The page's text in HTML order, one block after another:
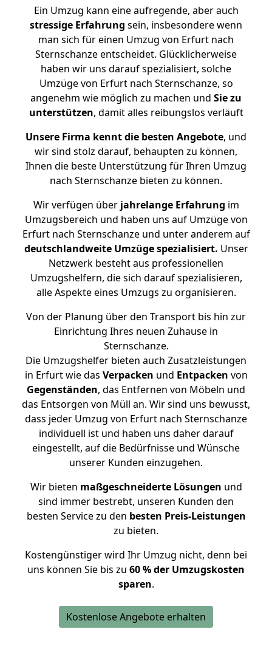
Ein Umzug kann eine aufregende, aber auch
stressige Erfahrung sein, insbesondere wenn
man sich für einen Umzug von Erfurt nach
Sternschanze entscheidet. Glücklicherweise
haben wir uns darauf spezialisiert, solche
Umzüge von Erfurt nach Sternschanze, so
angenehm wie möglich zu machen und Sie zu
unterstützen, damit alles reibungslos verläuft
Unsere Firma kennt die besten Angebote, und
wir sind stolz darauf, behaupten zu können,
Ihnen die beste Unterstützung für Ihren Umzug
nach Sternschanze bieten zu können.
Wir verfügen überjahrelange Erfahrung im
Umzugsbereich und haben uns auf Umzüge von
Erfurt nach Sternschanze und unter anderem auf
deutschlandweite Umzüge spezialisiert. Unser
Netzwerk besteht aus professionellen
Umzugshelfern, die sich darauf spezialisieren,
alle Aspekte eines Umzugs zu organisieren.
Von der Planung über den Transport bis hin zur
Einrichtung Ihres neuen Zuhause in
Sternschanze.
Die Umzugshelfer bieten auch Zusatzleistungen
in Erfurt wie das Verpacken und Entpacken von
Gegenständen, das Entfernen von Möbeln und
das Entsorgen von Müll an. Wir sind uns bewusst,
dass jeder Umzug von Erfurt nach Sternschanze
individuell ist und haben uns daher darauf
eingestellt, auf die Bedürfnisse und Wünsche
unserer Kunden einzugehen.
Wir bieten maßgeschneiderte Lösungen und
sind immer bestrebt, unseren Kunden den
besten Service zu den besten Preis-Leistungen
zu bieten.
Kostengünstiger wird Ihr Umzug nicht, denn bei
uns können Sie bis zu 60 % der Umzugskosten
sparen.
Kostenlose Angebote erhalten